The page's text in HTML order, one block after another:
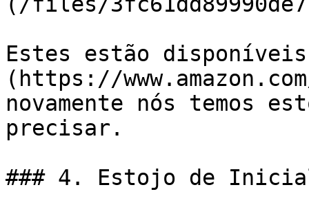
Estes estão
(https://
novamente nós temos
precisar.
### 4. Estojo de